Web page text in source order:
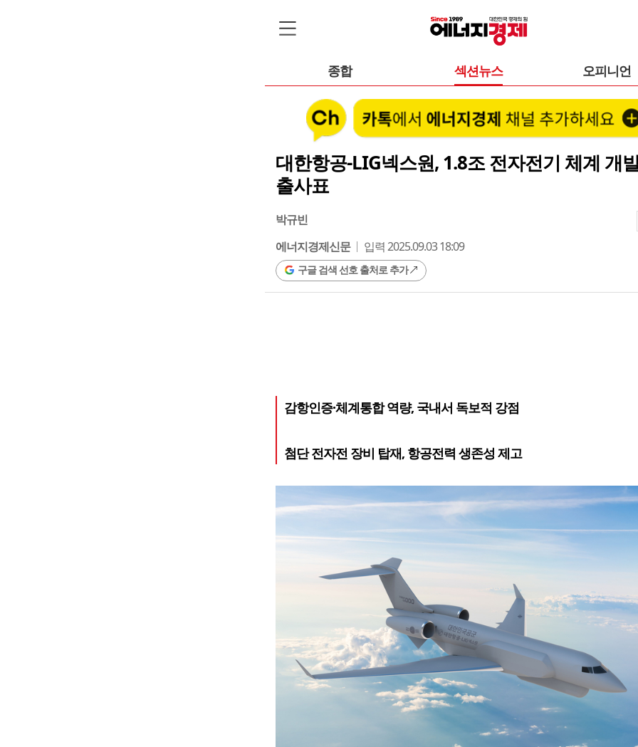
종합 섹션뉴스 오피니언
대한항공-LIG넥스원, 1.8조 전자전기 체계 개
출사표
박규빈
에너지경제신문
입력 2025.09.03 18:09
구글 검색 선호 출처로 추가
감항인증·체계통합 역량, 국내서 독보적 강점
첨단 전자전 장비 탑재, 항공전력 생존성 제고